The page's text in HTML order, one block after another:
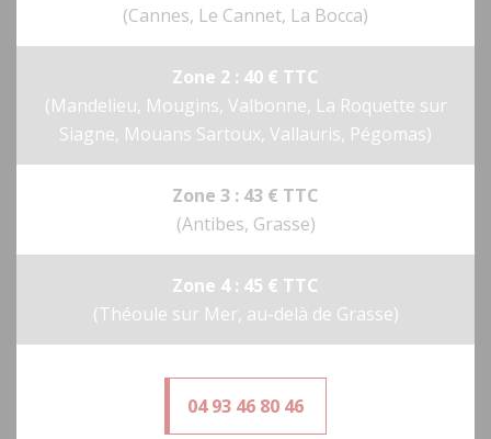
(Cannes, Le Cannet, La Bocca)
Zone 2 : 40 € TTC
(Mandelieu, Mougins, Valbonne, La Roquette sur
Siagne, Mouans Sartoux, Vallauris, Pégomas)
Zone 3 : 43 € TTC
(Antibes, Grasse)
Zone 4 : 45 € TTC
(Théoule sur Mer, au-delà de Grasse)
04 93 46 80 46